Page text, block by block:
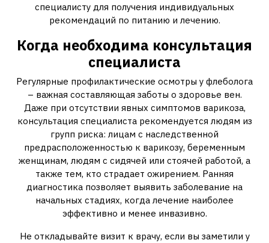
специалисту для получения индивидуальных
рекомендаций по питанию и лечению.
Когда необходима консультация
специалиста
Регулярные профилактические осмотры у флеболога
– важная составляющая заботы о здоровье вен.
Даже при отсутствии явных симптомов варикоза,
консультация специалиста рекомендуется людям из
групп риска: лицам с наследственной
предрасположенностью к варикозу, беременным
женщинам, людям с сидячей или стоячей работой, а
также тем, кто страдает ожирением. Ранняя
диагностика позволяет выявить заболевание на
начальных стадиях, когда лечение наиболее
эффективно и менее инвазивно.
Не откладывайте визит к врачу, если вы заметили у